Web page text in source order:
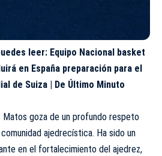
leer: Equipo Nacional basket
en España preparación para el
de Suiza | De Último Minuto
Matos goza de un profundo respeto
ajedrecística. Ha sido un
en el fortalecimiento del ajedrez,